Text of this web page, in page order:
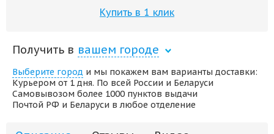
Купить в 1 клик
Получить в вашем городе
Выберите город и мы покажем вам варианты доставки:
Курьером от 1 дня. По всей России и Беларуси
Самовывозом более 1000 пунктов выдачи
Почтой РФ и Беларуси в любое отделение